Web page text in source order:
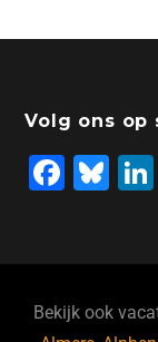
Volg ons op
F
b
Bl
ky
Bekijk ook